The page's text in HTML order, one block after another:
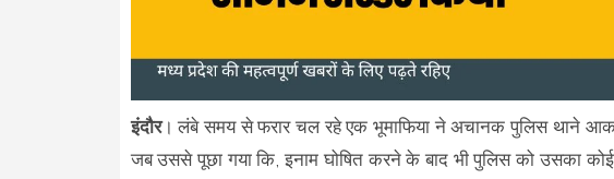
इंदौर। लंबे समय से फरार चल रहे एक भूमाफिया ने अचानक पुलिस थाने आकर
जब उससे पूछा गया कि, इनाम घोषित करने के बाद भी पुलिस को उसका